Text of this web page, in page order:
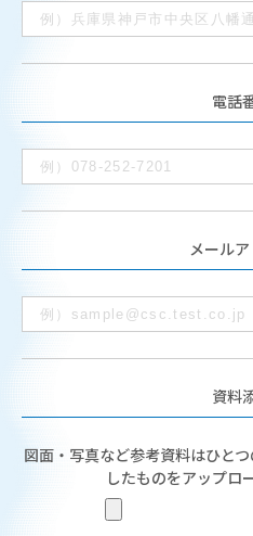
電話
メール
資料
図面・写真など参考資料はひと
したものをアップロ